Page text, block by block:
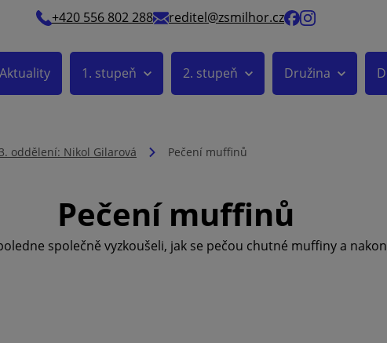
+420 556 802 288 reditel@zsmilhor.cz
Aktuality 1. stupeň 2. stupeň Družina
3. oddělení: Nikol Gilarová Pečení muffinů
Pečení muffinů
společně vyzkoušeli, jak se pečou chutné muffiny a